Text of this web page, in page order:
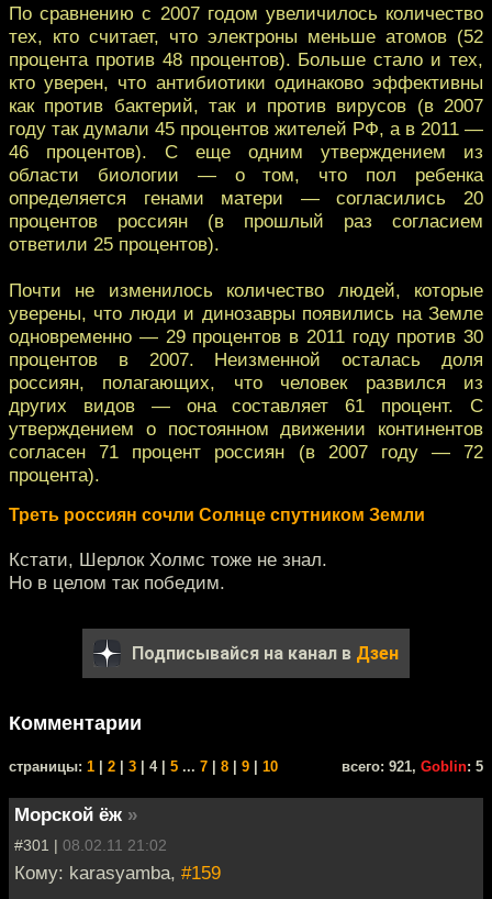
По сравнению с 2007 годом увеличилось количество
тех, кто считает, что электроны меньше атомов (52
процента против 48 процентов). Больше стало и тех,
кто уверен, что антибиотики одинаково эффективны
как против бактерий, так и против вирусов (в 2007
году так думали 45 процентов жителей РФ, а в 2011 —
46 процентов). С еще одним утверждением из
области биологии — о том, что пол ребенка
определяется генами матери — согласились 20
процентов россиян (в прошлый раз согласием
ответили 25 процентов).
Почти не изменилось количество людей, которые
уверены, что люди и динозавры появились на Земле
одновременно — 29 процентов в 2011 году против 30
процентов в 2007. Неизменной осталась доля
россиян, полагающих, что человек развился из
других видов — она составляет 61 процент. С
утверждением о постоянном движении континентов
согласен 71 процент россиян (в 2007 году — 72
процента).
Треть россиян сочли Солнце спутником Земли
Кстати, Шерлок Холмс тоже не знал.
Но в целом так победим.
Подписывайся на канал в Дзен
Комментарии
cтраницы: 1 2 3 | 4 | 5 ... 7 8 9 10 всего: 921, Goblin: 5
Морской ёж »
#301 | 08.02.11 21:02
Кому: karasyamba, #159